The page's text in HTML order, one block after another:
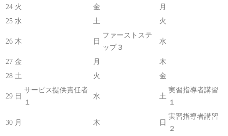
24 火 金
月
25 水 土 火
26 木 日
ファーストステ
ップ３
水
27 金 月
木
28 土 火 金
29 日
サービス提供責任者
１
水 土
実習指導者講習
１
30 月 木 日
実習指導者講習
２